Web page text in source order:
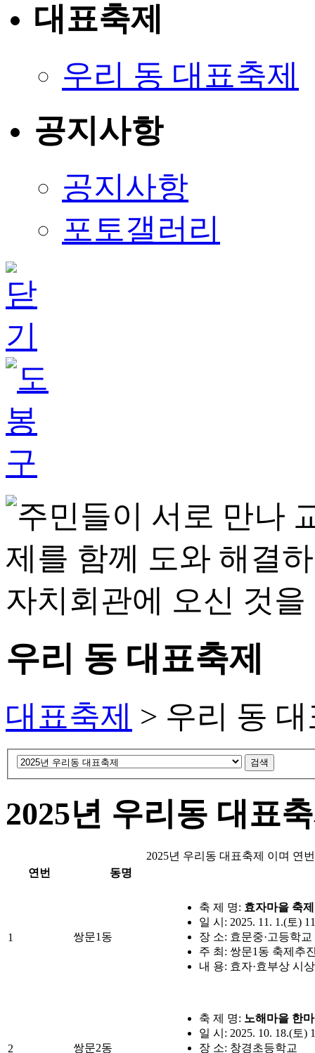
대표축제
우리 동 대표축제
공지사항
공지사항
포토갤러리
우리 동 대표축제
대표축제 > 우리 동
2025년 우리동 대표
2025년 우리동 대표축제 이며 연
연번
동명
1 쌍문1동
축 제 명: 효자마을 축제
일 시: 2025. 11. 1.(토)
장 소: 효문중·고등학교
주 최: 쌍문1동 축제추
내 용: 효자·효부상 시
2 쌍문2동
축 제 명: 노해마을 한
일 시: 2025. 10. 18.(토)
장 소: 창경초등학교